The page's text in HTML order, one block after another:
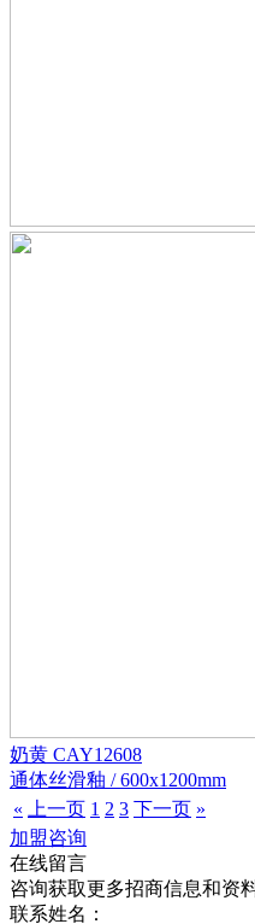
奶黄 CAY12608
通体丝滑釉 / 600x1200mm
«
上一页 1 2 3 下一页 »
加盟咨询
在线留言
咨询获取更多招商信息和资
联系姓名：